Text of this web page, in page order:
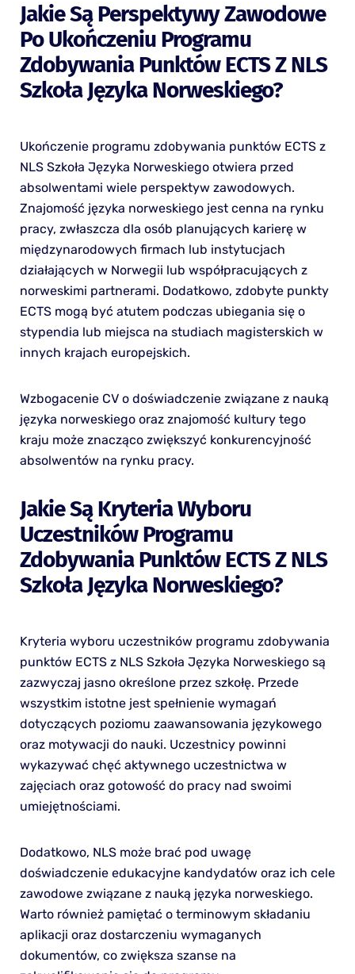
Jakie Są Perspektywy Zawodowe
Po Ukończeniu Programu
Zdobywania Punktów ECTS Z NLS
Szkoła Języka Norweskiego?
Ukończenie programu zdobywania punktów ECTS z
NLS Szkoła Języka Norweskiego otwiera przed
absolwentami wiele perspektyw zawodowych.
Znajomość języka norweskiego jest cenna na rynku
pracy, zwłaszcza dla osób planujących karierę w
międzynarodowych firmach lub instytucjach
działających w Norwegii lub współpracujących z
norweskimi partnerami. Dodatkowo, zdobyte punkty
ECTS mogą być atutem podczas ubiegania się o
stypendia lub miejsca na studiach magisterskich w
innych krajach europejskich.
Wzbogacenie CV o doświadczenie związane z nauką
języka norweskiego oraz znajomość kultury tego
kraju może znacząco zwiększyć konkurencyjność
absolwentów na rynku pracy.
Jakie Są Kryteria Wyboru
Uczestników Programu
Zdobywania Punktów ECTS Z NLS
Szkoła Języka Norweskiego?
Kryteria wyboru uczestników programu zdobywania
punktów ECTS z NLS Szkoła Języka Norweskiego są
zazwyczaj jasno określone przez szkołę. Przede
wszystkim istotne jest spełnienie wymagań
dotyczących poziomu zaawansowania językowego
oraz motywacji do nauki. Uczestnicy powinni
wykazywać chęć aktywnego uczestnictwa w
zajęciach oraz gotowość do pracy nad swoimi
umiejętnościami.
Dodatkowo, NLS może brać pod uwagę
doświadczenie edukacyjne kandydatów oraz ich cele
zawodowe związane z nauką języka norweskiego.
Warto również pamiętać o terminowym składaniu
aplikacji oraz dostarczeniu wymaganych
dokumentów, co zwiększa szanse na